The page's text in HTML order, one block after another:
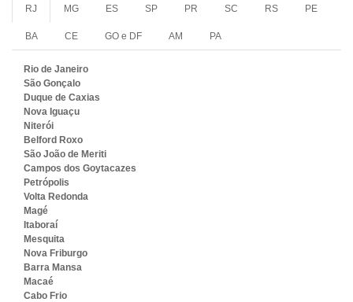
RJ MG ES SP PR SC RS PE
BA CE GO e DF AM PA
Rio de Janeiro
São Gonçalo
Duque de Caxias
Nova Iguaçu
Niterói
Belford Roxo
São João de Meriti
Campos dos Goytacazes
Petrópolis
Volta Redonda
Magé
Itaboraí
Mesquita
Nova Friburgo
Barra Mansa
Macaé
Cabo Frio